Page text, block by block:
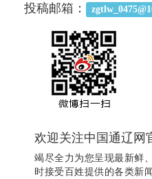
投稿邮箱：
欢迎关注中国通辽网
竭尽全力为您呈现最新鲜
时接受百姓提供的各类新